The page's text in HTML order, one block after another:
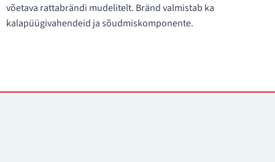
võetava rattabrändi mudelitelt. Bränd valmistab ka
kalapüügivahendeid ja sõudmiskomponente.